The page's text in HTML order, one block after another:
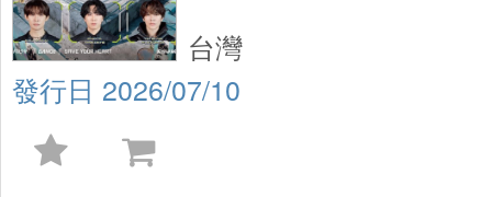
2026/07/10
台灣